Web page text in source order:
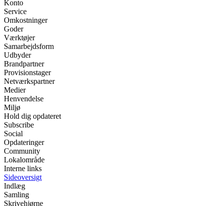
Konto
Service
Omkostninger
Goder
Værktøjer
Samarbejdsform
Udbyder
Brandpartner
Provisionstager
Netværkspartner
Medier
Henvendelse
Miljø
Hold dig opdateret
Subscribe
Social
Opdateringer
Community
Lokalområde
Interne links
Sideoversigt
Indlæg
Samling
Skrivehjørne